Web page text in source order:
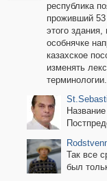
республика
проживший 53
этого
особнячке
казахское
изменять
терминологии.
Так все
был